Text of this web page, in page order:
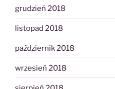
grudzień 2018
listopad 2018
październik 2018
wrzesień 2018